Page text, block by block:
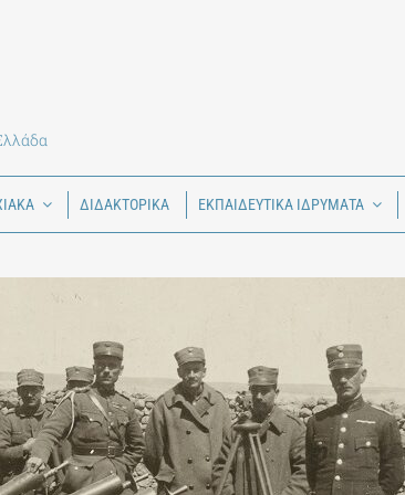
ΔΙΔΑΚΤΟΡΙΚΑ ΕΚΠΑΙΔΕΥΤΙΚΑ ΙΔΡΥΜΑΤΑ